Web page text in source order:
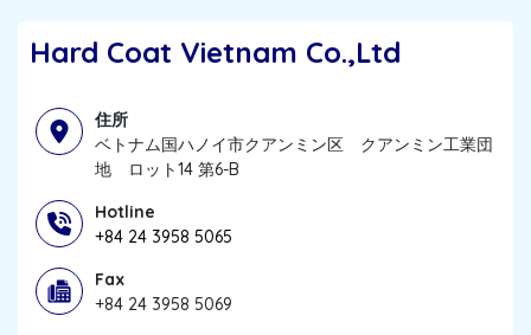
Hard Coat Vietnam Co.,Ltd
住所
ベトナム国ハノイ市クアンミン区 クアンミン工業団
地 ロット14 第6-B
Hotline
+84 24 3958 5065
Fax
+84 24 3958 5069